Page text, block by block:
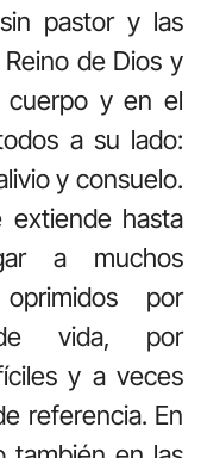
pastor y las
de Dios y
cuerpo y en el
a su lado:
y consuelo.
extiende hasta
a muchos
por
de vida, por
y a veces
referencia. En